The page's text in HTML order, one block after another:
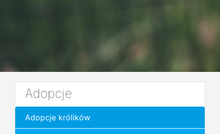
Adopcje
Adopcje królików